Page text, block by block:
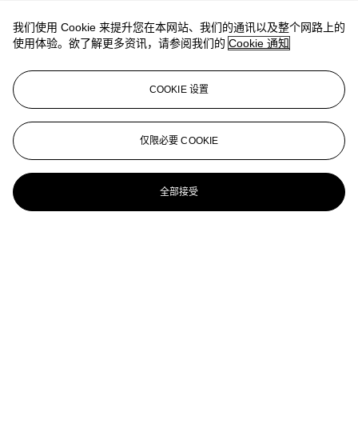
Alberto Giacometti (1901-1966)
Homme (Apollon)
ALBERTO GIACOMETTI (1901-1966)
Chandelier for Peter Watson
Alberto Giacometti (1901-1966)
Femme debout
Alberto Giacometti (1901-1966)
我们使用 Cookie 来提升您在本网站、我们的通讯以及整个网路上的
使用体验。欲了解更多资讯，请参阅我们的 Cookie 通知
COOKIE 设置
仅限必要 COOKIE
全部接受